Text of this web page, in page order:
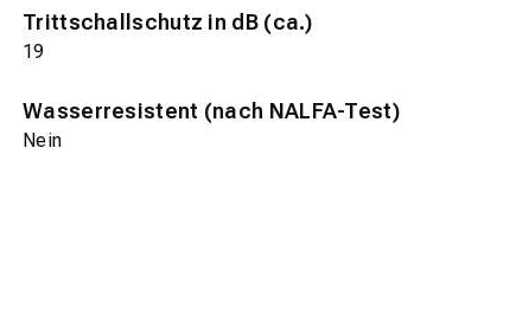
Trittschallschutz in dB (ca.)
19
Wasserresistent (nach NALFA-Test)
Nein